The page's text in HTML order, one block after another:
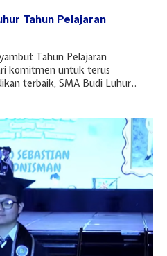
Tahun Pelajaran
Tahun Pelajaran
komitmen untuk terus
terbaik, SMA Budi Luhur..